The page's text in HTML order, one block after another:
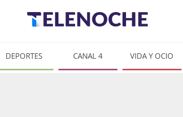
DEPORTES CANAL 4 VIDA Y OCIO